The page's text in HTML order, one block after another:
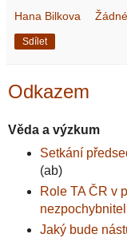
Hana Bilkova
Sdílet
Odkazem
Věda a výzkum
Setkání
(ab)
Role TA ČR v
Jaký bude